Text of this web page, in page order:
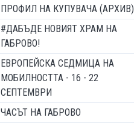
ПРОФИЛ НА КУПУВАЧА (АРХИВ)
#ДАБЪДЕ НОВИЯТ ХРАМ НА
ГАБРОВО!
ЕВРОПЕЙСКА СЕДМИЦА НА
МОБИЛНОСТТА - 16 - 22
СЕПТЕМВРИ
ЧАСЪТ НА ГАБРОВО